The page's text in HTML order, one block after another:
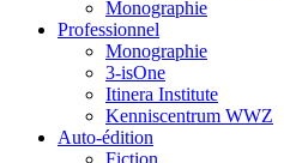
Monographie
Professionnel
Monographie
3-isOne
Itinera Institute
Kenniscentrum WWZ
Auto-édition
Fiction